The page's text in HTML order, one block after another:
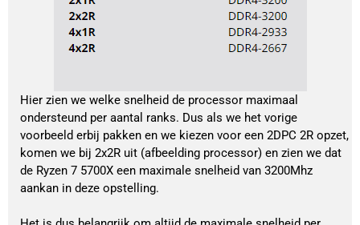
Hier zien we welke snelheid de processor maximaal
ondersteund per aantal ranks. Dus als we het vorige
voorbeeld erbij pakken en we kiezen voor een 2DPC 2R opzet,
komen we bij 2x2R uit (afbeelding processor) en zien we dat
de Ryzen 7 5700X een maximale snelheid van 3200Mhz
aankan in deze opstelling.